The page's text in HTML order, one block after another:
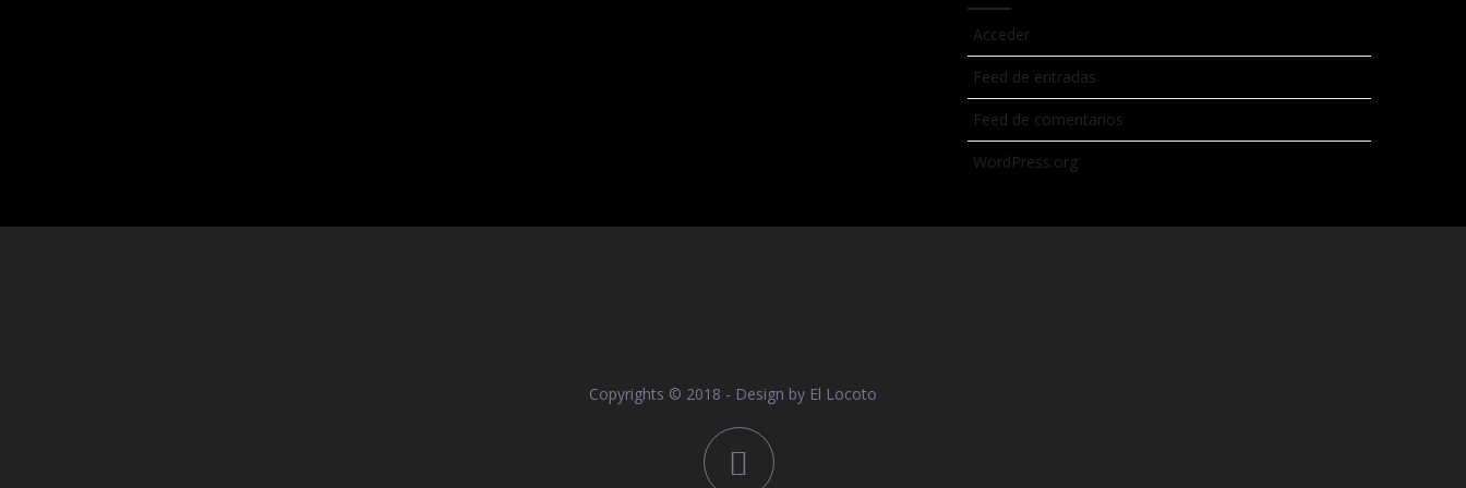
Acceder
Feed de entradas
Feed de comentarios
WordPress.org
Copyrights © 2018 - Design by El Locoto